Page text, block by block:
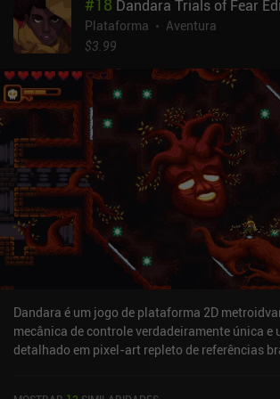
ups permanentes úteis.Embora a jogabilidade
inovador e possa parecer muito simples em
outros jogos do gênero, gosto da rapidez e da
nem de viajar para frente e para trás sem saber
seguida. Em vez disso, passamos rapidamente
raramente parando para eliminar alguns
novamente contra chefes desagradáveis. A
de verificação e os controles confortáveis e
personalizáveis tornam esse processo
Certamente, encontrar todos os locais
tempo e esforço, mas, com habilidade
eles proporcionam não são necessários para
sucesso.JackQuest é um jogo premium
e que proporciona um excelente entretenimento
seu preço. Os fãs do gênero certamente ficarão
#18 Dandara Trials of Fear
Plataforma
Aventura
$3.99
Dandara é um jogo de plataforma 2D
mecânica de controle verdadeiramente única e
detalhado em pixel-art repleto de referências